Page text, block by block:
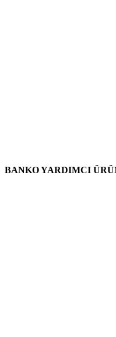
BANKO YARDIMCI